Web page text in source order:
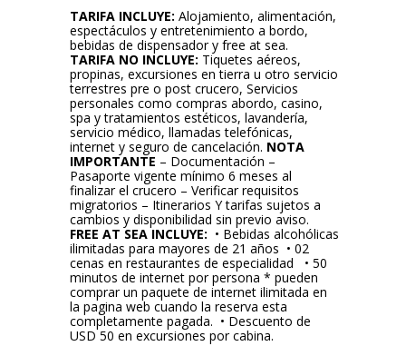
TARIFA INCLUYE: Alojamiento, alimentación,
espectáculos y entretenimiento a bordo,
bebidas de dispensador y free at sea.
TARIFA NO INCLUYE: Tiquetes aéreos,
propinas, excursiones en tierra u otro servicio
terrestres pre o post crucero, Servicios
personales como compras abordo, casino,
spa y tratamientos estéticos, lavandería,
servicio médico, llamadas telefónicas,
internet y seguro de cancelación. NOTA
IMPORTANTE – Documentación –
Pasaporte vigente mínimo 6 meses al
finalizar el crucero – Verificar requisitos
migratorios – Itinerarios Y tarifas sujetos a
cambios y disponibilidad sin previo aviso.
FREE AT SEA INCLUYE: • Bebidas alcohólicas
ilimitadas para mayores de 21 años • 02
cenas en restaurantes de especialidad • 50
minutos de internet por persona * pueden
comprar un paquete de internet ilimitada en
la pagina web cuando la reserva esta
completamente pagada. • Descuento de
USD 50 en excursiones por cabina.